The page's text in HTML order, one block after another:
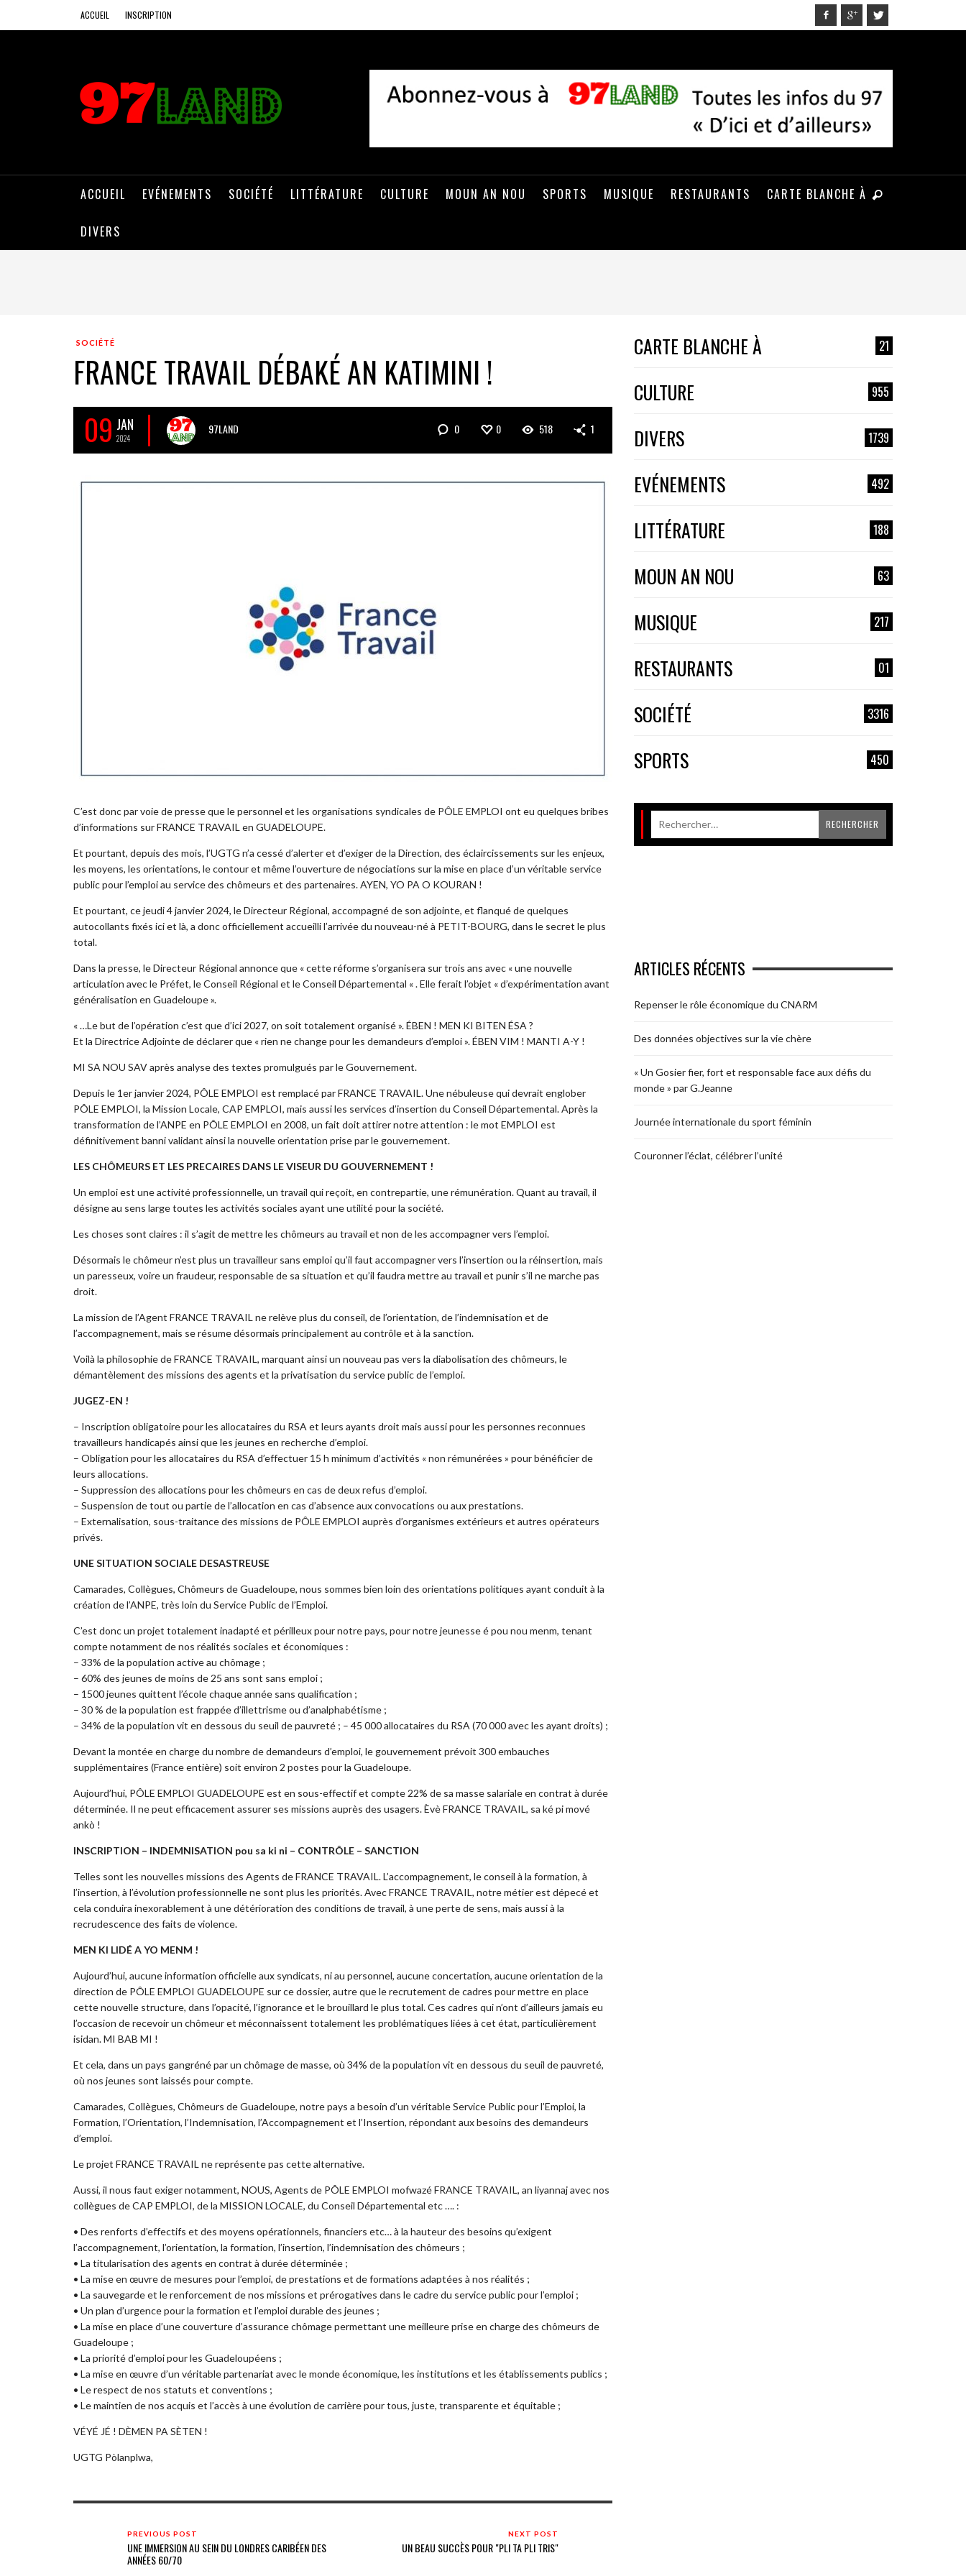
ACCUEIL INSCRIPTION
ACCUEIL EVÉNEMENTS SOCIÉTÉ LITTÉRATURE CULTURE MOUN AN NOU SPORTS MUSIQUE RESTAURANTS CARTE BLANCHE À
DIVERS
SOCIÉTÉ
FRANCE TRAVAIL DÉBAKÉ AN KATIMINI !
09 JAN
2024
97LAND 0 0 518 1
C’est donc par voie de presse que le personnel et les organisations syndicales de PÔLE EMPLOI ont eu quelques bribes
d’informations sur FRANCE TRAVAIL en GUADELOUPE.
Et pourtant, depuis des mois, l’UGTG n’a cessé d’alerter et d’exiger de la Direction, des éclaircissements sur les enjeux,
les moyens, les orientations, le contour et même l’ouverture de négociations sur la mise en place d’un véritable service
public pour l’emploi au service des chômeurs et des partenaires. AYEN, YO PA O KOURAN !
Et pourtant, ce jeudi 4 janvier 2024, le Directeur Régional, accompagné de son adjointe, et flanqué de quelques
autocollants fixés ici et là, a donc officiellement accueilli l’arrivée du nouveau-né à PETIT-BOURG, dans le secret le plus
total.
Dans la presse, le Directeur Régional annonce que « cette réforme s’organisera sur trois ans avec « une nouvelle
articulation avec le Préfet, le Conseil Régional et le Conseil Départemental « . Elle ferait l’objet « d’expérimentation avant
généralisation en Guadeloupe ».
« …Le but de l’opération c’est que d’ici 2027, on soit totalement organisé ». ÉBEN ! MEN KI BITEN ÉSA ?
Et la Directrice Adjointe de déclarer que « rien ne change pour les demandeurs d’emploi ». ÉBEN VIM ! MANTI A-Y !
MI SA NOU SAV après analyse des textes promulgués par le Gouvernement.
Depuis le 1er janvier 2024, PÔLE EMPLOI est remplacé par FRANCE TRAVAIL. Une nébuleuse qui devrait englober
PÔLE EMPLOI, la Mission Locale, CAP EMPLOI, mais aussi les services d’insertion du Conseil Départemental. Après la
transformation de l’ANPE en PÔLE EMPLOI en 2008, un fait doit attirer notre attention : le mot EMPLOI est
définitivement banni validant ainsi la nouvelle orientation prise par le gouvernement.
LES CHÔMEURS ET LES PRECAIRES DANS LE VISEUR DU GOUVERNEMENT !
Un emploi est une activité professionnelle, un travail qui reçoit, en contrepartie, une rémunération. Quant au travail, il
désigne au sens large toutes les activités sociales ayant une utilité pour la société.
Les choses sont claires : il s’agit de mettre les chômeurs au travail et non de les accompagner vers l’emploi.
Désormais le chômeur n’est plus un travailleur sans emploi qu’il faut accompagner vers l’insertion ou la réinsertion, mais
un paresseux, voire un fraudeur, responsable de sa situation et qu’il faudra mettre au travail et punir s’il ne marche pas
droit.
La mission de l’Agent FRANCE TRAVAIL ne relève plus du conseil, de l’orientation, de l’indemnisation et de
l’accompagnement, mais se résume désormais principalement au contrôle et à la sanction.
Voilà la philosophie de FRANCE TRAVAIL, marquant ainsi un nouveau pas vers la diabolisation des chômeurs, le
démantèlement des missions des agents et la privatisation du service public de l’emploi.
JUGEZ-EN !
– Inscription obligatoire pour les allocataires du RSA et leurs ayants droit mais aussi pour les personnes reconnues
travailleurs handicapés ainsi que les jeunes en recherche d’emploi.
– Obligation pour les allocataires du RSA d’effectuer 15 h minimum d’activités « non rémunérées » pour bénéficier de
leurs allocations.
– Suppression des allocations pour les chômeurs en cas de deux refus d’emploi.
– Suspension de tout ou partie de l’allocation en cas d’absence aux convocations ou aux prestations.
– Externalisation, sous-traitance des missions de PÔLE EMPLOI auprès d’organismes extérieurs et autres opérateurs
privés.
UNE SITUATION SOCIALE DESASTREUSE
Camarades, Collègues, Chômeurs de Guadeloupe, nous sommes bien loin des orientations politiques ayant conduit à la
création de l’ANPE, très loin du Service Public de l’Emploi.
C’est donc un projet totalement inadapté et périlleux pour notre pays, pour notre jeunesse é pou nou menm, tenant
compte notamment de nos réalités sociales et économiques :
– 33% de la population active au chômage ;
– 60% des jeunes de moins de 25 ans sont sans emploi ;
– 1500 jeunes quittent l’école chaque année sans qualification ;
– 30 % de la population est frappée d’illettrisme ou d’analphabétisme ;
– 34% de la population vit en dessous du seuil de pauvreté ; – 45 000 allocataires du RSA (70 000 avec les ayant droits) ;
Devant la montée en charge du nombre de demandeurs d’emploi, le gouvernement prévoit 300 embauches
supplémentaires (France entière) soit environ 2 postes pour la Guadeloupe.
Aujourd’hui, PÔLE EMPLOI GUADELOUPE est en sous-effectif et compte 22% de sa masse salariale en contrat à durée
déterminée. Il ne peut efficacement assurer ses missions auprès des usagers. Èvè FRANCE TRAVAIL, sa ké pi mové
ankò !
INSCRIPTION – INDEMNISATION pou sa ki ni – CONTRÔLE – SANCTION
Telles sont les nouvelles missions des Agents de FRANCE TRAVAIL. L’accompagnement, le conseil à la formation, à
l’insertion, à l’évolution professionnelle ne sont plus les priorités. Avec FRANCE TRAVAIL, notre métier est dépecé et
cela conduira inexorablement à une détérioration des conditions de travail, à une perte de sens, mais aussi à la
recrudescence des faits de violence.
MEN KI LIDÉ A YO MENM !
Aujourd’hui, aucune information officielle aux syndicats, ni au personnel, aucune concertation, aucune orientation de la
direction de PÔLE EMPLOI GUADELOUPE sur ce dossier, autre que le recrutement de cadres pour mettre en place
cette nouvelle structure, dans l’opacité, l’ignorance et le brouillard le plus total. Ces cadres qui n’ont d’ailleurs jamais eu
l’occasion de recevoir un chômeur et méconnaissent totalement les problématiques liées à cet état, particulièrement
isidan. MI BAB MI !
Et cela, dans un pays gangréné par un chômage de masse, où 34% de la population vit en dessous du seuil de pauvreté,
où nos jeunes sont laissés pour compte.
Camarades, Collègues, Chômeurs de Guadeloupe, notre pays a besoin d’un véritable Service Public pour l’Emploi, la
Formation, l’Orientation, l’Indemnisation, l’Accompagnement et l’Insertion, répondant aux besoins des demandeurs
d’emploi.
Le projet FRANCE TRAVAIL ne représente pas cette alternative.
Aussi, il nous faut exiger notamment, NOUS, Agents de PÔLE EMPLOI mofwazé FRANCE TRAVAIL, an liyannaj avec nos
collègues de CAP EMPLOI, de la MISSION LOCALE, du Conseil Départemental etc …. :
• Des renforts d’effectifs et des moyens opérationnels, financiers etc… à la hauteur des besoins qu’exigent
l’accompagnement, l’orientation, la formation, l’insertion, l’indemnisation des chômeurs ;
• La titularisation des agents en contrat à durée déterminée ;
• La mise en œuvre de mesures pour l’emploi, de prestations et de formations adaptées à nos réalités ;
• La sauvegarde et le renforcement de nos missions et prérogatives dans le cadre du service public pour l’emploi ;
• Un plan d’urgence pour la formation et l’emploi durable des jeunes ;
• La mise en place d’une couverture d’assurance chômage permettant une meilleure prise en charge des chômeurs de
Guadeloupe ;
• La priorité d’emploi pour les Guadeloupéens ;
• La mise en œuvre d’un véritable partenariat avec le monde économique, les institutions et les établissements publics ;
• Le respect de nos statuts et conventions ;
• Le maintien de nos acquis et l’accès à une évolution de carrière pour tous, juste, transparente et équitable ;
VÉYÉ JÉ ! DÈMEN PA SÈTEN !
UGTG Pòlanplwa,
PREVIOUS POST
UNE IMMERSION AU SEIN DU LONDRES CARIBÉEN DES
ANNÉES 60/70
NEXT POST
UN BEAU SUCCÈS POUR "PLI TA PLI TRIS"
CARTE BLANCHE À 21
CULTURE 955
DIVERS 1739
EVÉNEMENTS 492
LITTÉRATURE 188
MOUN AN NOU 63
MUSIQUE 217
RESTAURANTS 01
SOCIÉTÉ 3316
SPORTS 450
ARTICLES RÉCENTS
Repenser le rôle économique du CNARM
Des données objectives sur la vie chère
« Un Gosier fier, fort et responsable face aux défis du
monde » par G.Jeanne
Journée internationale du sport féminin
Couronner l’éclat, célébrer l’unité